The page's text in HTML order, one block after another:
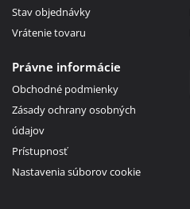
Stav objednávky
Vrátenie tovaru
Právne informácie
Obchodné podmienky
Zásady ochrany osobných
údajov
Prístupnosť
Nastavenia súborov cookie